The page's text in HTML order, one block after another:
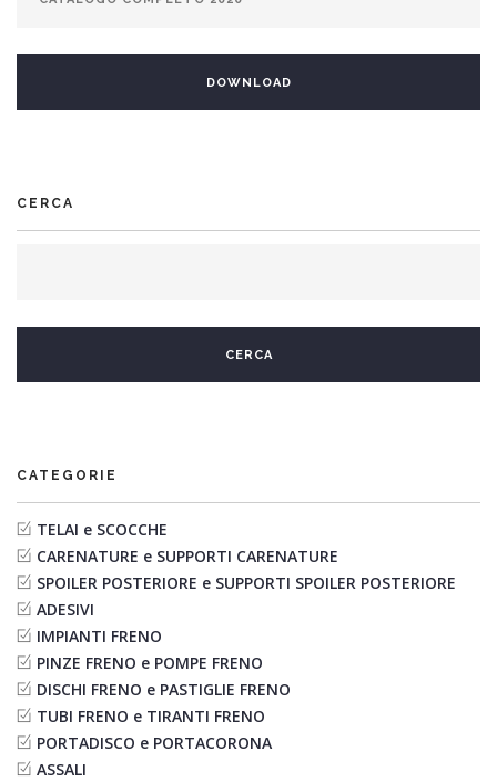
CERCA
CATEGORIE
TELAI e SCOCCHE
CARENATURE e SUPPORTI CARENATURE
SPOILER POSTERIORE e SUPPORTI SPOILER POSTERIORE
ADESIVI
IMPIANTI FRENO
PINZE FRENO e POMPE FRENO
DISCHI FRENO e PASTIGLIE FRENO
TUBI FRENO e TIRANTI FRENO
PORTADISCO e PORTACORONA
ASSALI